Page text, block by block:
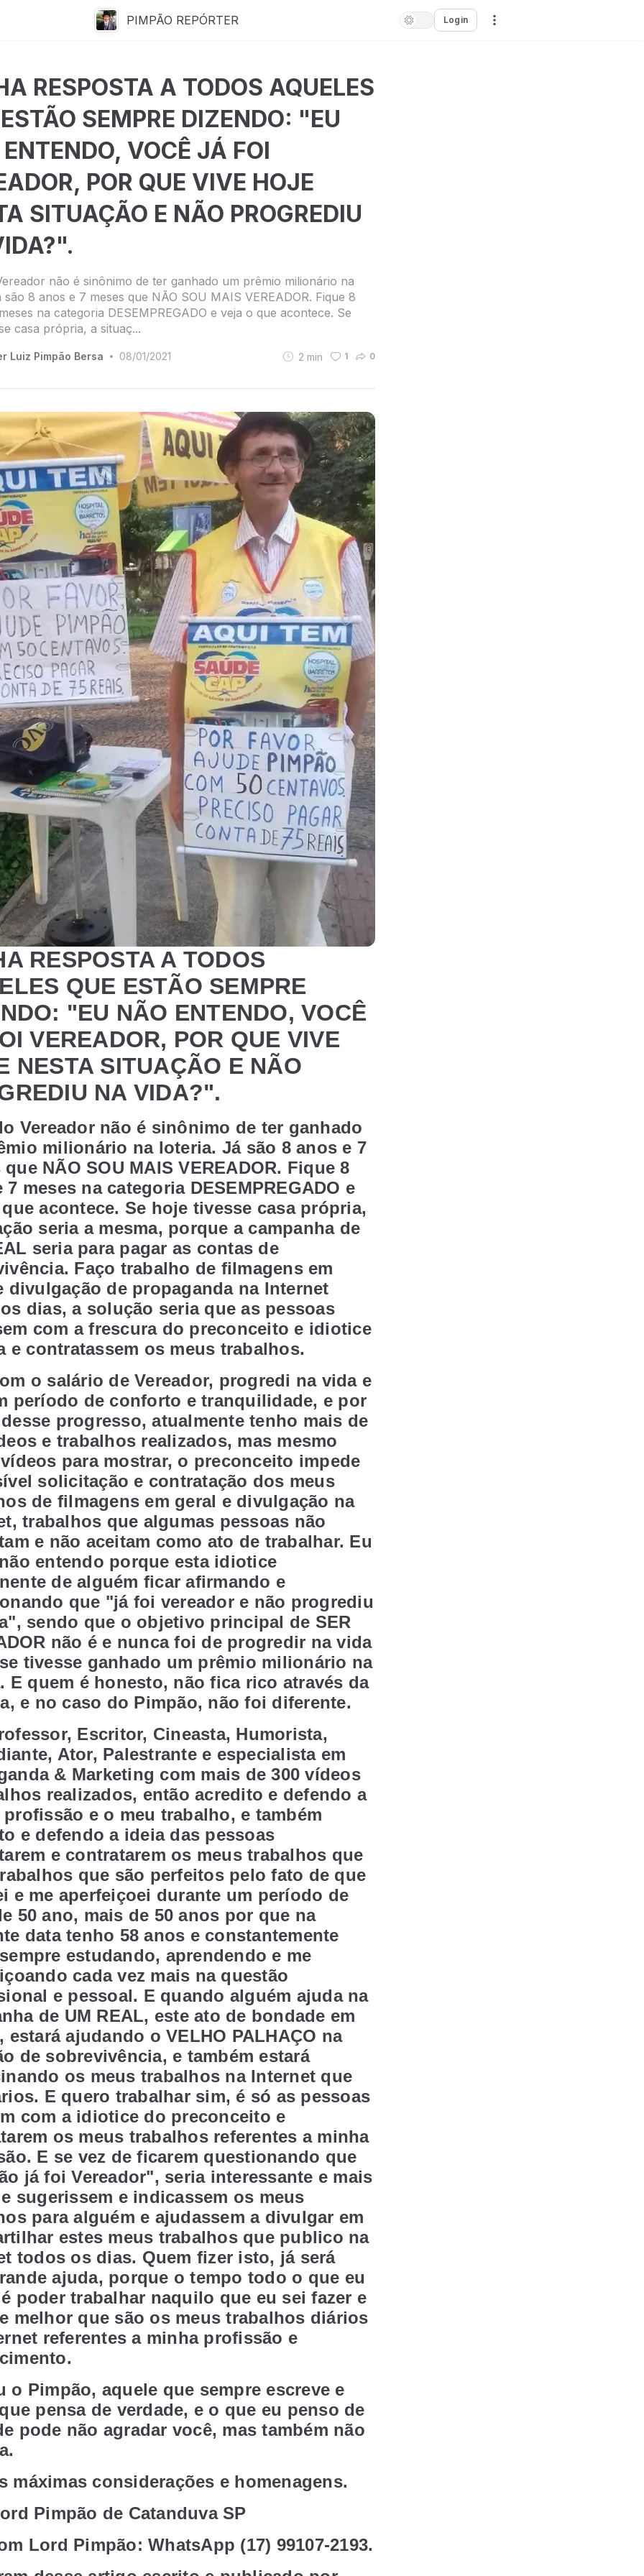
PIMPÃO REPÓRTER Login
RESPOSTA A TODOS AQUELES
SEMPRE DIZENDO: "EU
VOCÊ JÁ FOI
POR QUE VIVE HOJE
SITUAÇÃO E NÃO PROGREDIU
não é sinônimo de ter ganhado um prêmio milionário na
8 anos e 7 meses que NÃO SOU MAIS VEREADOR. Fique 8
na categoria DESEMPREGADO e veja o que acontece. Se
casa própria, a situaç...
Luiz Pimpão Bersa • 08/01/2021 2 min 1 0
RESPOSTA A TODOS
QUE ESTÃO SEMPRE
"EU NÃO ENTENDO, VOCÊ
VEREADOR, POR QUE VIVE
NESTA SITUAÇÃO E NÃO
NA VIDA?".
Vereador não é sinônimo de ter ganhado
milionário na loteria. Já são 8 anos e 7
que NÃO SOU MAIS VEREADOR. Fique 8
7 meses na categoria DESEMPREGADO e
acontece. Se hoje tivesse casa própria,
seria a mesma, porque a campanha de
seria para pagar as contas de
Faço trabalho de filmagens em
divulgação de propaganda na Internet
dias, a solução seria que as pessoas
com a frescura do preconceito e idiotice
e contratassem os meus trabalhos.
o salário de Vereador, progredi na vida e
período de conforto e tranquilidade, e por
progresso, atualmente tenho mais de
e trabalhos realizados, mas mesmo
para mostrar, o preconceito impede
solicitação e contratação dos meus
de filmagens em geral e divulgação na
trabalhos que algumas pessoas não
e não aceitam como ato de trabalhar. Eu
entendo porque esta idiotice
de alguém ficar afirmando e
que "já foi vereador e não progrediu
sendo que o objetivo principal de SER
não é e nunca foi de progredir na vida
tivesse ganhado um prêmio milionário na
E quem é honesto, não fica rico através da
e no caso do Pimpão, não foi diferente.
Escritor, Cineasta, Humorista,
Ator, Palestrante e especialista em
& Marketing com mais de 300 vídeos
realizados, então acredito e defendo a
e o meu trabalho, e também
e defendo a ideia das pessoas
e contratarem os meus trabalhos que
que são perfeitos pelo fato de que
e me aperfeiçoei durante um período de
50 ano, mais de 50 anos por que na
data tenho 58 anos e constantemente
estudando, aprendendo e me
cada vez mais na questão
e pessoal. E quando alguém ajuda na
de UM REAL, este ato de bondade em
estará ajudando o VELHO PALHAÇO na
de sobrevivência, e também estará
os meus trabalhos na Internet que
E quero trabalhar sim, é só as pessoas
com a idiotice do preconceito e
os meus trabalhos referentes a minha
E se vez de ficarem questionando que
já foi Vereador", seria interessante e mais
sugerissem e indicassem os meus
para alguém e ajudassem a divulgar em
estes meus trabalhos que publico na
todos os dias. Quem fizer isto, já será
ajuda, porque o tempo todo o que eu
poder trabalhar naquilo que eu sei fazer e
melhor que são os meus trabalhos diários
referentes a minha profissão e
o Pimpão, aquele que sempre escreve e
pensa de verdade, e o que eu penso de
pode não agradar você, mas também não
máximas considerações e homenagens.
Pimpão de Catanduva SP
Lord Pimpão: WhatsApp (17) 99107-2193.